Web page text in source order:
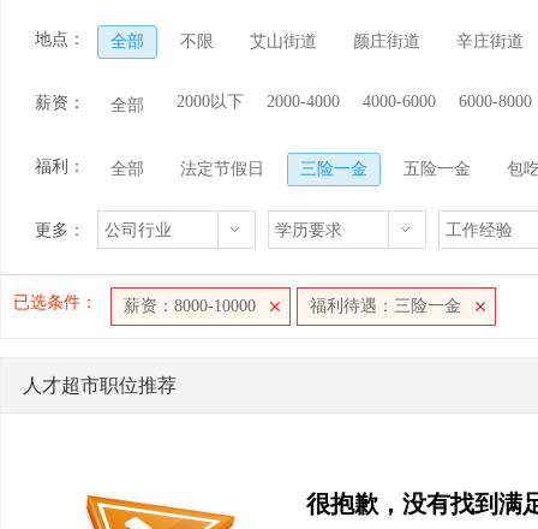
地点： 全部 不限 艾山街道 颜庄街道 辛庄街道
薪资： 全部 2000以下 2000-4000 4000-6000 6000-8000
福利： 全部 法定节假日 三险一金 五险一金 包
更多： 公司行业 学历要求 工作经验
已选条件： 薪资：8000-10000 福利待遇：三险一金
人才超市职位推荐
很抱歉，没有找到满